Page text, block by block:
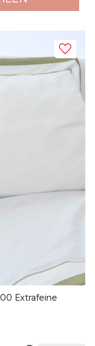
Extrafeine